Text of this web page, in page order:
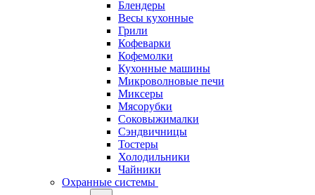
Блендеры
Весы кухонные
Грили
Кофеварки
Кофемолки
Кухонные машины
Микроволновые печи
Миксеры
Мясорубки
Соковыжималки
Сэндвичницы
Тостеры
Холодильники
Чайники
Охранные системы